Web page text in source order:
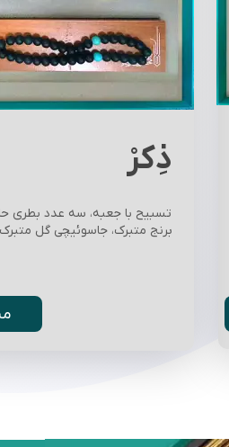
تسبیح با جعبه، سه عدد بطری
برنج متبرک، جاسوئیچی گل
ذِکرْ